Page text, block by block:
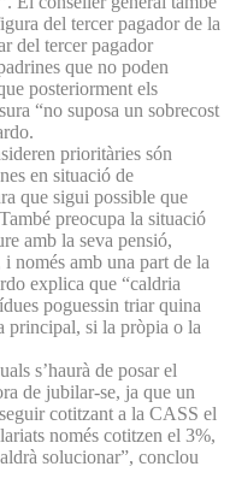
del tercer pagador de la
del tercer pagador
que no poden
posteriorment els
“no suposa un sobrecost
prioritàries són
en situació de
que sigui possible que
preocupa la situació
amb la seva pensió,
només amb una part de la
explica que “caldria
poguessin triar quina
principal, si la pròpia o la
s’haurà de posar el
de jubilar-se, ja que un
cotitzant a la CASS el
només cotitzen el 3%,
solucionar”, conclou